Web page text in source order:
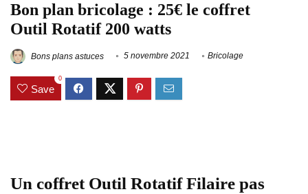
Bon plan bricolage : 25€ le coffret
Outil Rotatif 200 watts
Bons plans astuces 5 novembre 2021 Bricolage
Save
0
Un coffret Outil Rotatif Filaire pas